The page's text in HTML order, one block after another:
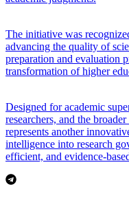
The initiative was
advancing the quality of
preparation and evaluation
transformation of higher
Designed for academic
researchers, and the
represents another
intelligence into research
efficient, and evidence-